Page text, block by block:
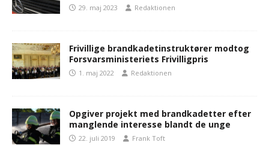
29. maj 2023 Redaktionen
Frivillige brandkadetinstruktører modtog
Forsvarsministeriets Frivilligpris
1. maj 2022 Redaktionen
Opgiver projekt med brandkadetter efter
manglende interesse blandt de unge
22. juli 2019 Frank Toft